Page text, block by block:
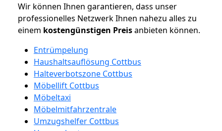
Wir können Ihnen garantieren, dass unser
professionelles Netzwerk Ihnen nahezu alles zu
einem kostengünstigen Preisanbieten können.
Entrümpelung
Haushaltsauflösung Cottbus
Halteverbotszone Cottbus
Möbellift Cottbus
Möbeltaxi
Möbelmitfahrzentrale
Umzugshelfer Cottbus